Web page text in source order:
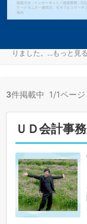
アミューズメント・
りました。 ...もっと見る
3件掲載中 1/1ページ
ＵＤ会計事